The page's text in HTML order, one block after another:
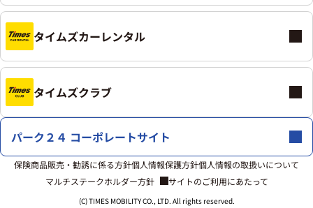
タイムズカーレンタル
タイムズクラブ
パーク２４ コーポレートサイト
保険商品販売・勧誘に係る方針個人情報保護方針個人情報の取扱いについて
マルチステークホルダー方針
サイトのご利用にあたって
(C) TIMES MOBILITY CO., LTD. All rights reserved.